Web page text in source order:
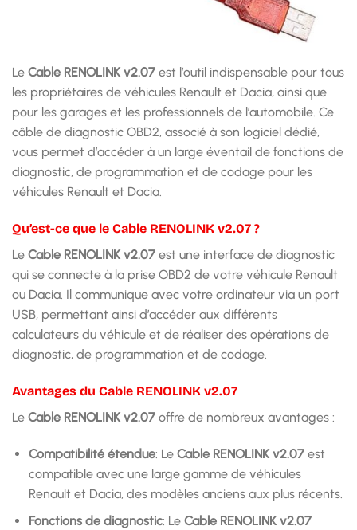
Le Cable RENOLINK v2.07 est l’outil indispensable pour tous
les propriétaires de véhicules Renault et Dacia, ainsi que
pour les garages et les professionnels de l’automobile. Ce
câble de diagnostic OBD2, associé à son logiciel dédié,
vous permet d’accéder à un large éventail de fonctions de
diagnostic, de programmation et de codage pour les
véhicules Renault et Dacia.
Qu’est-ce que le Cable RENOLINK v2.07 ?
Le Cable RENOLINK v2.07 est une interface de diagnostic
qui se connecte à la prise OBD2 de votre véhicule Renault
ou Dacia. Il communique avec votre ordinateur via un port
USB, permettant ainsi d’accéder aux différents
calculateurs du véhicule et de réaliser des opérations de
diagnostic, de programmation et de codage.
Avantages du Cable RENOLINK v2.07
Le Cable RENOLINK v2.07 offre de nombreux avantages :
Compatibilité étendue: Le Cable RENOLINK v2.07est
compatible avec une large gamme de véhicules
Renault et Dacia, des modèles anciens aux plus récents.
Fonctions de diagnostic: Le Cable RENOLINK v2.07